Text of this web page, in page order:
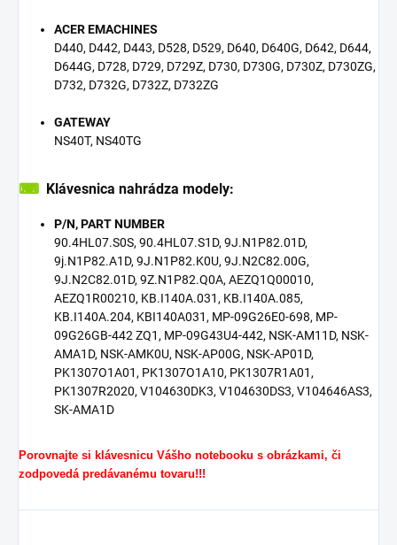
ACER EMACHINES
D440, D442, D443, D528, D529, D640, D640G, D642, D644,
D644G, D728, D729, D729Z, D730, D730G, D730Z, D730ZG,
D732, D732G, D732Z, D732ZG
GATEWAY
NS40T, NS40TG
⌨ Klávesnica nahrádza modely:
P/N, PART NUMBER
90.4HL07.S0S, 90.4HL07.S1D, 9J.N1P82.01D,
9j.N1P82.A1D, 9J.N1P82.K0U, 9J.N2C82.00G,
9J.N2C82.01D, 9Z.N1P82.Q0A, AEZQ1Q00010,
AEZQ1R00210, KB.I140A.031, KB.I140A.085,
KB.I140A.204, KBI140A031, MP-09G26­E0-698, MP-
09G26GB-442 ZQ1, MP-09G43U4-442, NSK-AM11D, NSK-
AMA1D, NSK-AMK0U, NSK-AP00G, NSK-AP01D,
PK1307O1A01, PK1307O1A10, PK1307R1A01,
PK1307R2020, V104630DK3, V104630DS3, V104646AS3,
SK-AMA1D
Porovnajte si klávesnicu Vášho notebooku s obrázkami, či
zodpovedá predávanému tovaru!!!